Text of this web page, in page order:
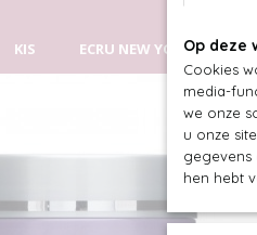
KIS ECRU NEW YORKOp deze
Cookies
media-
we onze
u onze
gegevens
hen hebt